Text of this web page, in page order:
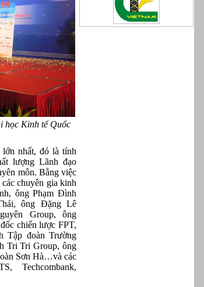
học Kinh tế Quốc
nhất, đó là tính
lượng Lãnh đạo
môn. Bằng việc
chuyên gia kinh
ông Phạm Đình
ông Đặng Lê
Group, ông
chiến lược FPT,
Tập đoàn Trường
Tri Tri Group, ông
Sơn Hà…và các
Techcombank,